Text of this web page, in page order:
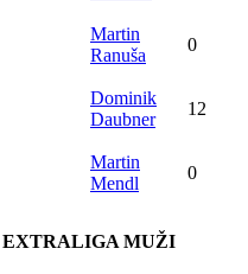
Martin
Ranuša
0
Dominik
Daubner
12
Martin
Mendl
0
EXTRALIGA MUŽI